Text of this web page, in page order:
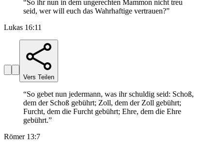
“So ihr nun in dem ungerechten Mammon nicht treu
seid, wer will euch das Wahrhaftige vertrauen?”
Lukas 16:11
Vers Teilen
“So gebet nun jedermann, was ihr schuldig seid: Schoß,
dem der Schoß gebührt; Zoll, dem der Zoll gebührt;
Furcht, dem die Furcht gebührt; Ehre, dem die Ehre
gebührt.”
Römer 13:7